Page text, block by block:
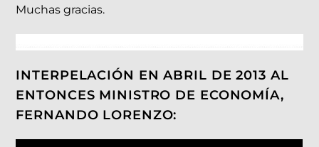
Muchas gracias.
INTERPELACIÓN EN ABRIL DE 2013 AL
ENTONCES MINISTRO DE ECONOMÍA,
FERNANDO LORENZO: